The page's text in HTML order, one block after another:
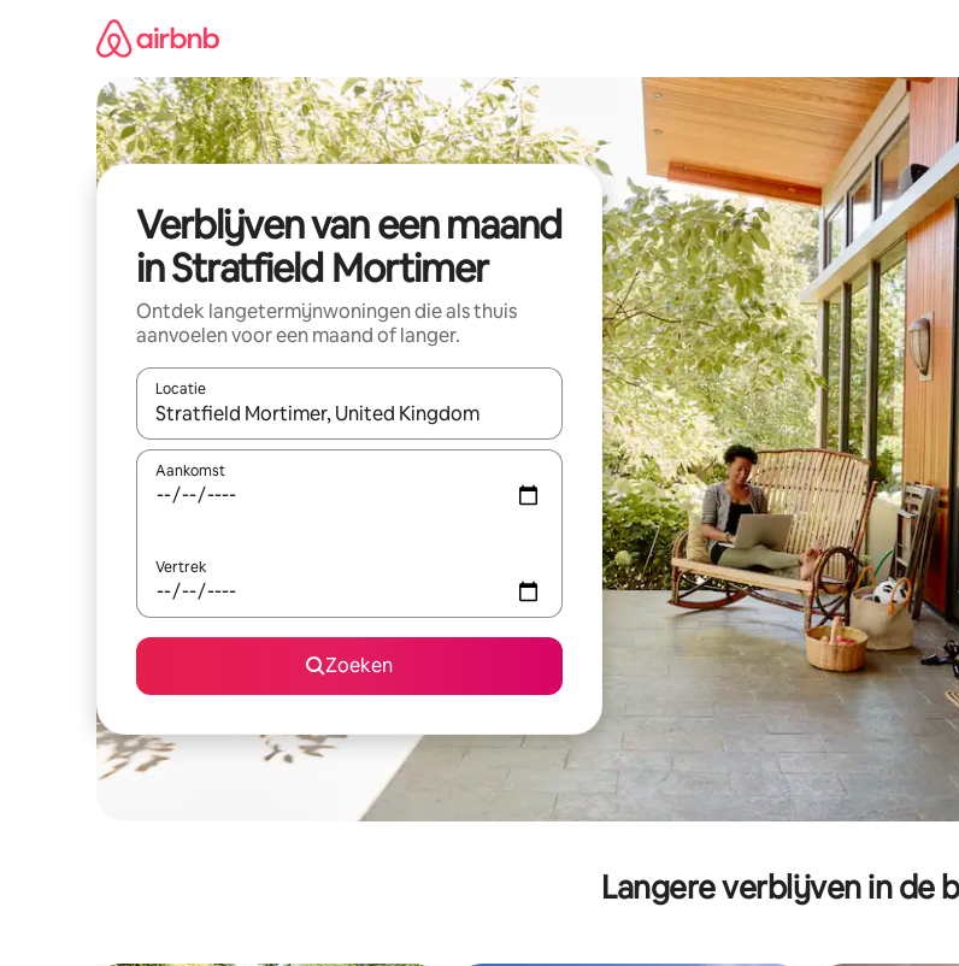
Verblijven van een maand
in Stratfield Mortimer
Ontdek langetermijnwoningen die als thuis
aanvoelen voor een maand of langer.
Locatie
Wanneer er resultaten beschikbaar zijn, maak je een keuze met je de pijltjestoetsen omhoog en
Aankomst
Vertrek
Zoeken
Langere verblijven in de